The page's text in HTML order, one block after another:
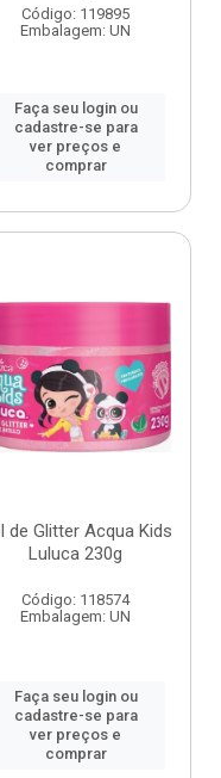
Código: 119895
Embalagem: UN
Faça seu login ou
cadastre-se para
ver preços e
comprar
de Glitter Acqua Kids
Luluca 230g
Código: 118574
Embalagem: UN
Faça seu login ou
cadastre-se para
ver preços e
comprar